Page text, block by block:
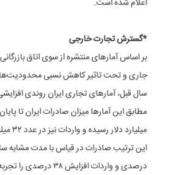
اعلام شده است.
*گسترش تجارت خارجی
بر اساس آمارهای منتشره از سوی اتاق
جاری و تحت تاثیر کاهش نسبی
سال قبل، آمارهای تجاری ایران روندی
درصدی و واردات افزایش ۳۸ درصدی را تجربه کرده‌اند.